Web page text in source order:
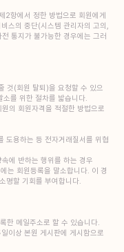
2항에서 정한 방법으로 회원에게
스의 중단(시스템 관리자의 고의,
통지가 불가능한 경우에는 그러
것(회원 탈퇴)을 요청할 수 있으
를 위한 절차를 밟습니다.
의 회원자격을 적절한 방법으로
도용하는 등 전자거래질서를 위협
에 반하는 행위를 하는 경우
는 회원등록을 말소합니다. 이 경
명할 기회를 부여합니다.
한 메일주소로 할 수 있습니다.
이상 본원 게시판에 게시함으로